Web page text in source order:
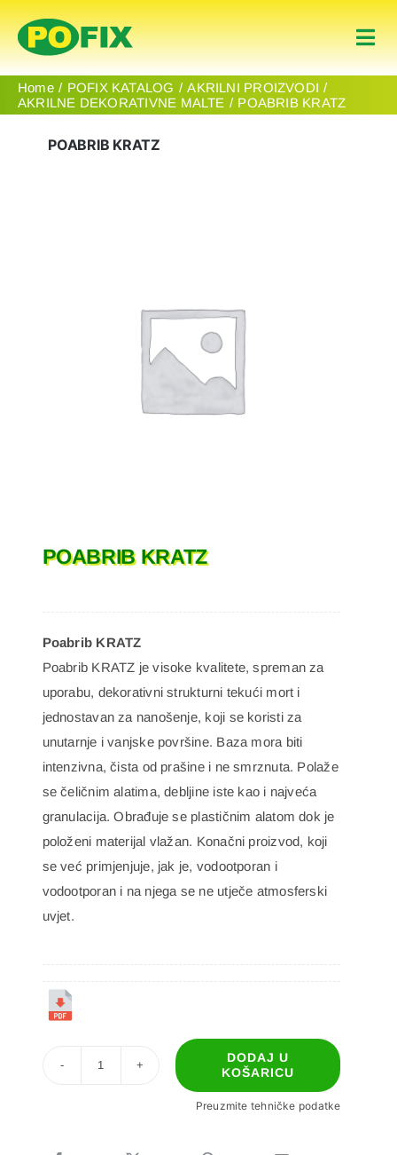
Skip
to
content
Naslovnica
Proizvodi
Home POFIX KATALOG
AKRILNI PROIZVODI
AKRILNE DEKORATIVNE MALTE
POABRIB KRATZ
POABRIB KRATZ
POABRIB KRATZ
Poabrib KRATZ
Poabrib KRATZ je visoke kvalitete, spreman za
uporabu, dekorativni strukturni tekući mort i
jednostavan za nanošenje, koji se koristi za
unutarnje i vanjske površine. Baza mora biti
intenzivna, čista od prašine i ne smrznuta. Polaže
se čeličnim alatima, debljine iste kao i najveća
granulacija. Obrađuje se plastičnim alatom dok je
položeni materijal vlažan. Konačni proizvod, koji
se već primjenjuje, jak je, vodootporan i
vodootporan i na njega se ne utječe atmosferski
uvjet.
DODAJ U
KOŠARICU
Preuzmite tehničke podatke